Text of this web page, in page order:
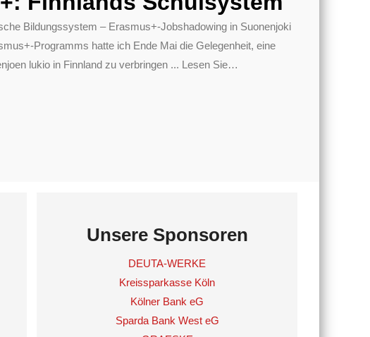
Bildungssystem – Erasmus+-Jobshadowing in Suonenjoki
Programms hatte ich Ende Mai die Gelegenheit, eine
lukio in Finnland zu verbringen ... Lesen Sie…
Unsere Sponsoren
DEUTA-WERKE
Kreissparkasse Köln
Kölner Bank eG
Sparda Bank West eG